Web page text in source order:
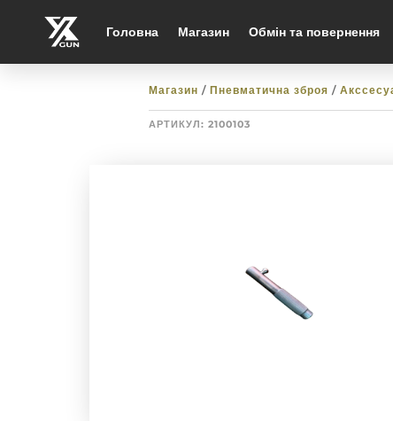
Головна Магазин Обмін та повернення
Магазин / Пневматична зброя /
АРТИКУЛ: 2100103